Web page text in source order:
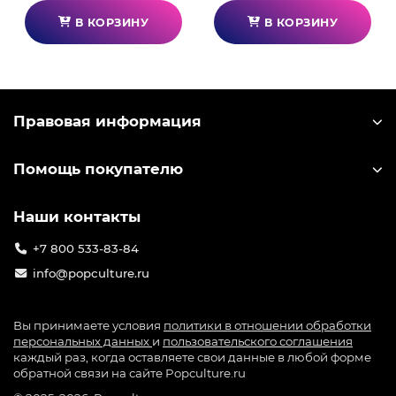
В КОРЗИНУ В КОРЗИНУ
Правовая информация
Помощь покупателю
Наши контакты
+7 800 533-83-84
info@popculture.ru
Вы принимаете условия политики в отношении обработки
персональных данных и пользовательского соглашения
каждый раз, когда оставляете свои данные в любой форме
обратной связи на сайте Popculture.ru